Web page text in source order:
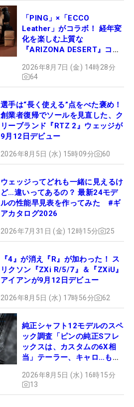
「PING」×「ECCO
Leather」がコラボ！ 経年変
化を楽しむ上質な
『ARIZONA DESERT』コレ
ュー
2026年8月7日 (金) 14時28分
64
選手は“長く使える”点をべた褒め！
創業者復帰でソールを見直した、ク
リーブランド『RTZ 2』ウェッジが
9月12日デビュー
2026年8月5日 (水) 15時09分 60
ウェッジってどれも一緒に見えるけ
ど…違いってあるの？ 最新24モデ
ルの性能早見表を作ってみた #ギ
アカタログ2026
2026年7月31日 (金) 12時15分 25
『4』が消え『R』が加わった！ ス
リクソン『ZXi R/5/7』＆『ZXiU』
アイアンが9月12日デビュー
2026年8月5日 (水) 17時56分 62
純正シャフト12モデルのスペ
ック調査「ピンの純正Sフレ
ックスは、カスタムの6X相
当」テーラー、キャロ…もチ
2026年8月5日 (水) 16時15分
13